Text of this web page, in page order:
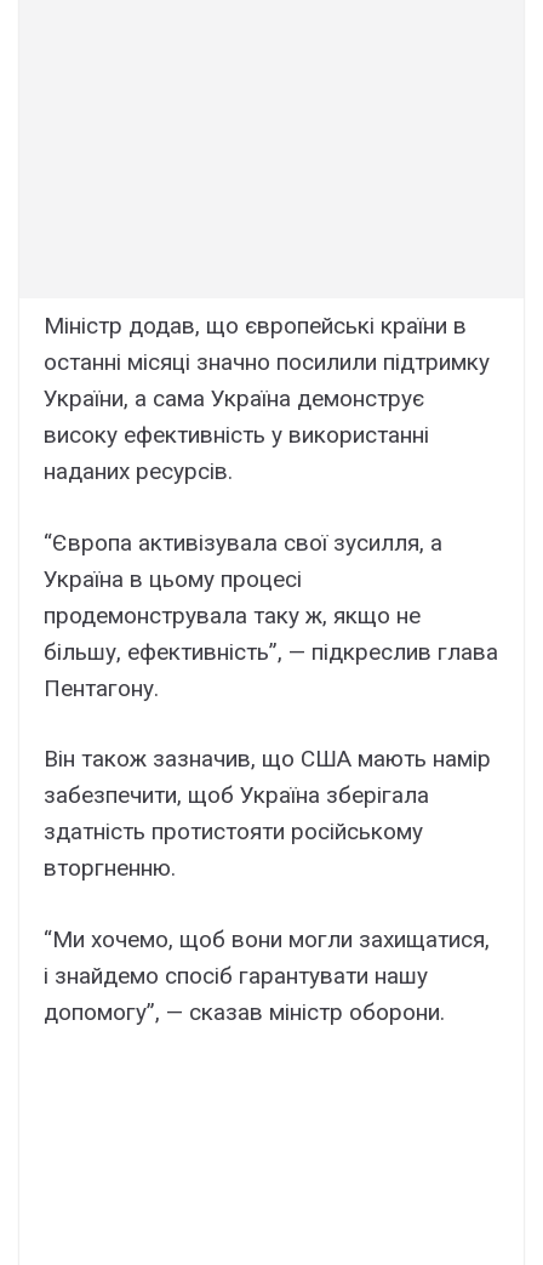
Міністр додав, що європейські країни в
останні місяці значно посилили підтримку
України, а сама Україна демонструє
високу ефективність у використанні
наданих ресурсів.
“Європа активізувала свої зусилля, а
Україна в цьому процесі
продемонструвала таку ж, якщо не
більшу, ефективність”, — підкреслив глава
Пентагону.
Він також зазначив, що США мають намір
забезпечити, щоб Україна зберігала
здатність протистояти російському
вторгненню.
“Ми хочемо, щоб вони могли захищатися,
і знайдемо спосіб гарантувати нашу
допомогу”, — сказав міністр оборони.